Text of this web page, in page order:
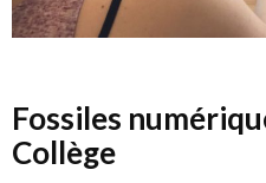
Fossiles
Collège